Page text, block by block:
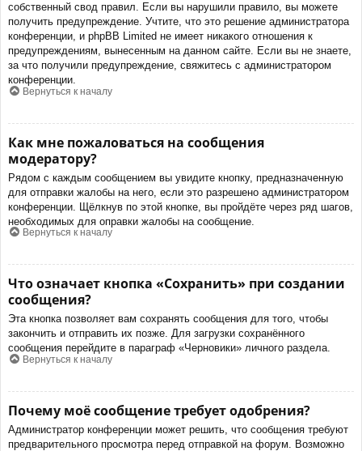
собственный свод правил. Если вы нарушили правило, вы можете
получить предупреждение. Учтите, что это решение администратора
конференции, и phpBB Limited не имеет никакого отношения к
предупреждениям, вынесенным на данном сайте. Если вы не знаете,
за что получили предупреждение, свяжитесь с администратором
конференции.
Вернуться к началу
Как мне пожаловаться на сообщения
модератору?
Рядом с каждым сообщением вы увидите кнопку, предназначенную
для отправки жалобы на него, если это разрешено администратором
конференции. Щёлкнув по этой кнопке, вы пройдёте через ряд шагов,
необходимых для оправки жалобы на сообщение.
Вернуться к началу
Что означает кнопка «Сохранить» при создании
сообщения?
Эта кнопка позволяет вам сохранять сообщения для того, чтобы
закончить и отправить их позже. Для загрузки сохранённого
сообщения перейдите в параграф «Черновики» личного раздела.
Вернуться к началу
Почему моё сообщение требует одобрения?
Администратор конференции может решить, что сообщения требуют
предварительного просмотра перед отправкой на форум. Возможно